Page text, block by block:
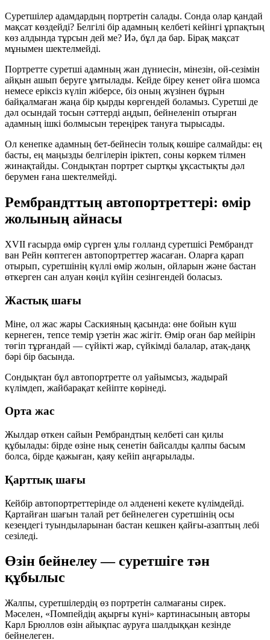
Суретшілер адамдардың портретін салады. Сонда олар қандай
мақсат көздейді? Белгілі бір адамның келбеті кейінгі ұрпақтың
көз алдында тұрсын дей ме? Иә, бұл да бар. Бірақ мақсат
мұнымен шектелмейді.
Портретте суретші адамның жан дүниесін, мінезін, ой-сезімін
айқын ашып беруге ұмтылады. Кейде біреу кенет ойға шомса
немесе еріксіз күліп жіберсе, біз оның жүзінен бұрын
байқалмаған жаңа бір қырды көргендей боламыз. Суретші де
дәл осындай тосын сәттерді аңдып, бейнеленіп отырған
адамның ішкі болмысын тереңірек тануға тырысады.
Ол кенепке адамның бет-бейнесін толық көшіре салмайды: ең
басты, ең маңызды белгілерін іріктеп, соны көркем тілмен
жинақтайды. Сондықтан портрет сыртқы ұқсастықты дәл
берумен ғана шектелмейді.
Рембрандттың автопортреттері: өмір
жолының айнасы
XVII ғасырда өмір сүрген ұлы голланд суретшісі Рембрандт
ван Рейн көптеген автопортреттер жасаған. Оларға қарап
отырып, суретшінің күллі өмір жолын, ойларын және бастан
өткерген сан алуан көңіл күйін сезінгендей боласыз.
Жастық шағы
Міне, ол жас жары Саскияның қасында: өне бойын күш
кернеген, тепсе темір үзетін жас жігіт. Өмір оған бар мейірін
төгіп тұрғандай — сүйікті жар, сүйкімді балалар, атақ-даңқ
бәрі бір басында.
Сондықтан бұл автопортретте ол уайымсыз, жадырай
күлімдеп, жайбарақат кейіпте көрінеді.
Орта жас
Жылдар өткен сайын Рембрандтың келбеті сан қилы
құбылады: бірде өзіне нық сенетін байсалды қалпы басым
болса, бірде қажыған, қаяу кейіп аңғарылады.
Қарттық шағы
Кейбір автопортреттерінде ол әлденені кекете күлімдейді.
Қартайған шағын талай рет бейнелеген суретшінің осы
кезеңдегі туындыларынан бастан кешкен қайғы-азаптың лебі
сезіледі.
Өзін бейнелеу — суретшіге тән
құбылыс
Жалпы, суретшілердің өз портретін салмағаны сирек.
Мәселен, «Помпейдің ақырғы күні» картинасының авторы
Карл Брюллов өзін айықпас ауруға шалдыққан кезінде
бейнелеген.